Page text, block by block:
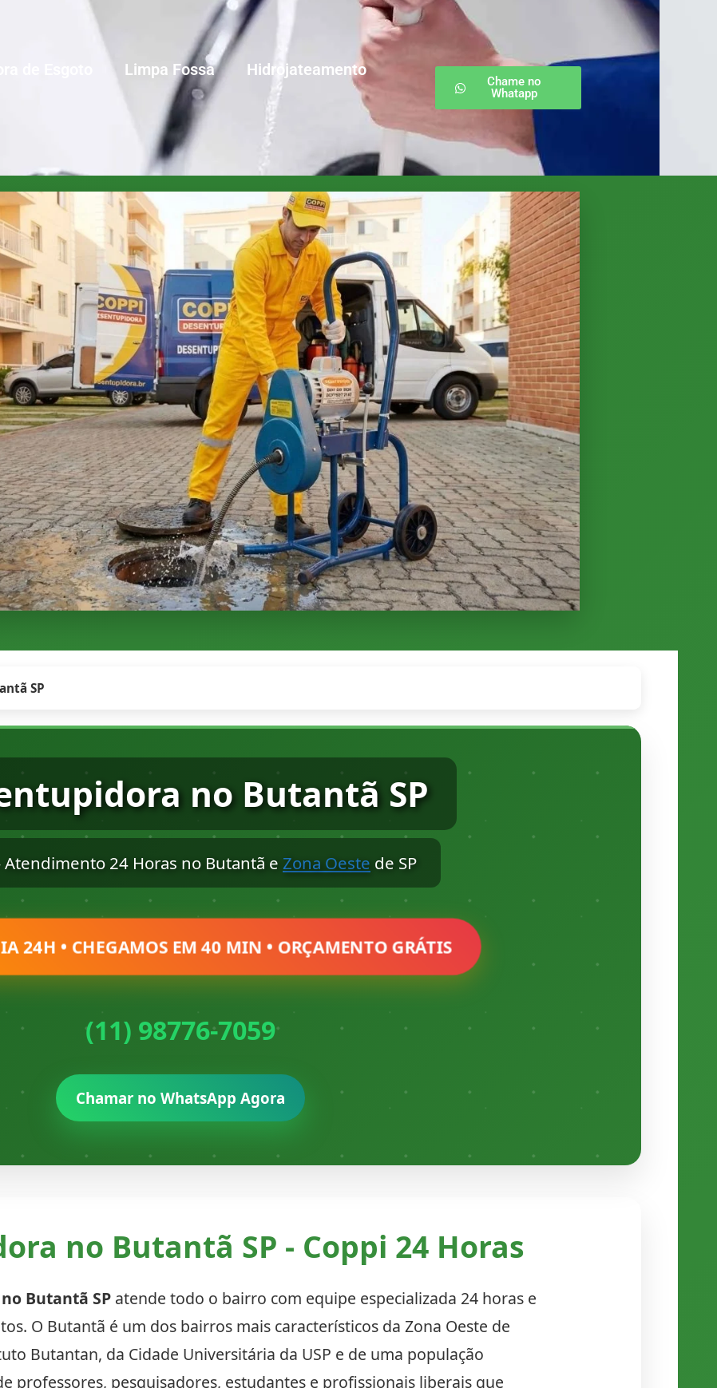
Limpa Fossa
Hidrojateamento
Chame no
Whatapp
SP
no Butantã SP
Atendimento 24 Horas no Butantã e Zona Oeste de SP
24H • CHEGAMOS EM 40 MIN • ORÇAMENTO GRÁTIS
(11) 98776-7059
Chamar no WhatsApp Agora
no Butantã SP - Coppi 24 Horas
Butantã SPatende todo o bairro com equipe especializada 24 horas e
O Butantã é um dos bairros mais característicos da Zona Oeste de
Butantan, da Cidade Universitária da USP e de uma população
professores, pesquisadores, estudantes e profissionais liberais que